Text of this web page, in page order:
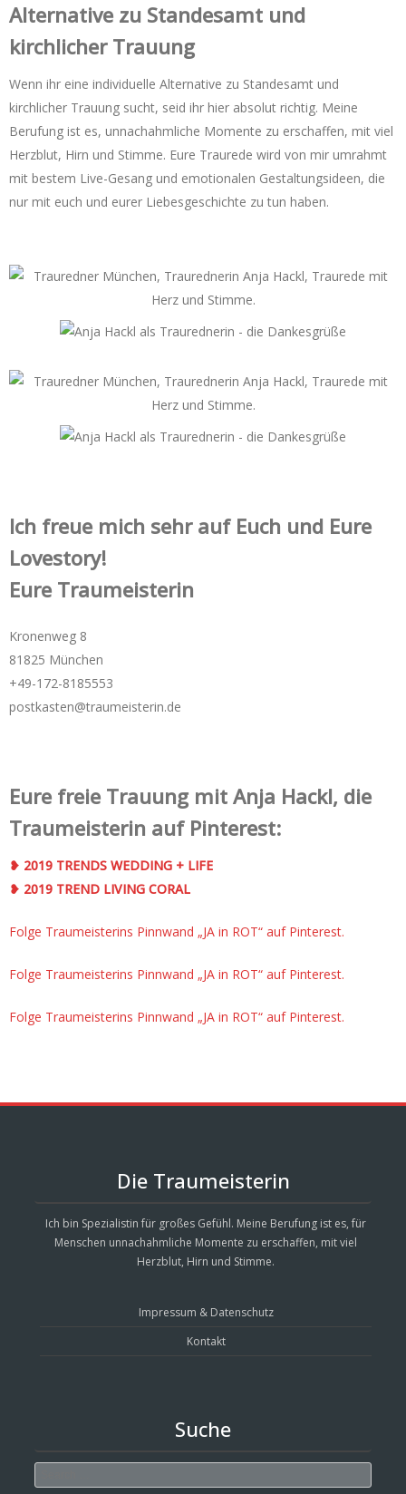
Alternative zu Standesamt und
kirchlicher Trauung
Wenn ihr eine individuelle Alternative zu Standesamt und
kirchlicher Trauung sucht, seid ihr hier absolut richtig. Meine
Berufung ist es, unnachahmliche Momente zu erschaffen, mit viel
Herzblut, Hirn und Stimme. Eure Traurede wird von mir umrahmt
mit bestem Live-Gesang und emotionalen Gestaltungsideen, die
nur mit euch und eurer Liebesgeschichte zu tun haben.
Ich freue mich sehr auf Euch und Eure
Lovestory!
Eure Traumeisterin
Kronenweg 8
81825 München
+49-172-­8185553
postkasten@traumeisterin.de
Eure freie Trauung mit Anja Hackl, die
Traumeisterin auf Pinterest:
❥ 2019 TRENDS WEDDING + LIFE
❥ 2019 TREND LIVING CORAL
Folge Traumeisterins Pinnwand „JA in ROT“ auf Pinterest.
Folge Traumeisterins Pinnwand „JA in ROT“ auf Pinterest.
Folge Traumeisterins Pinnwand „JA in ROT“ auf Pinterest.
Die Traumeisterin
Ich bin Spezialistin für großes Gefühl. Meine Berufung ist es, für
Menschen unnachahmliche Momente zu erschaffen, mit viel
Herzblut, Hirn und Stimme.
Impressum & Datenschutz
Kontakt
Suche